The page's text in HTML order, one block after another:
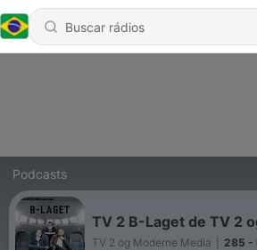
Podcasts
TV 2 B-Laget de TV 2
TV 2 og Moderne Media 285 -